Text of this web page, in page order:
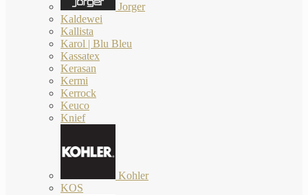
Jorger
Kaldewei
Kallista
Karol | Blu Bleu
Kassatex
Kerasan
Kermi
Kerrock
Keuco
Knief
Kohler
KOS